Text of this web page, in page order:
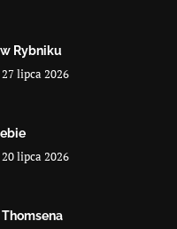
Rybniku
27 lipca 2026
20 lipca 2026